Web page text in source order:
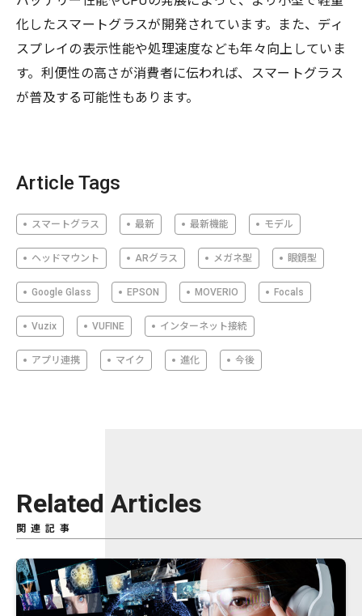
化したスマートグラスが開発されています。また、ディ
スプレイの表示性能や処理速度なども年々向上していま
す。利便性の高さが消費者に伝われば、スマートグラス
が普及する可能性もあります。
Article Tags
スマートグラス 最新 最新機能 モデル
ヘッドマウント ARグラス メガネ型 眼鏡型
Google Glass EPSON MOVERIO Focals
Vuzix VUFINE インターネット接続
アプリ連携 マイク 進化 今後
Related Articles
関連記事